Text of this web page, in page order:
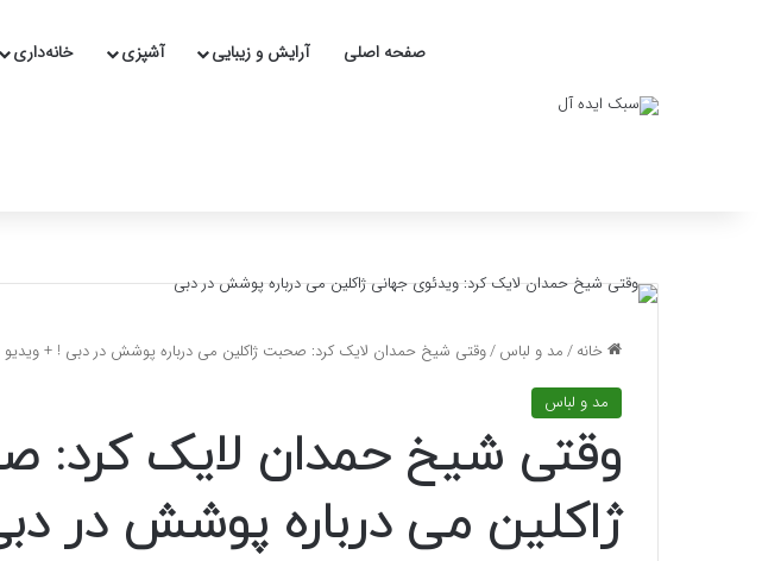
صفحه اصلی آرایش و زیبایی آشپزی خانه‌داری
خانه/مد و لباس/وقتی شیخ حمدان لایک کرد: صحبت ژاکلین می درباره پوشش در دبی ! + ویدیو
مد و لباس
وقتی شیخ حمدان لایک کرد:
ژاکلین می درباره پوشش در